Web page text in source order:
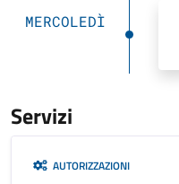
MERCOLEDÌ
Servizi
AUTORIZZAZIONI